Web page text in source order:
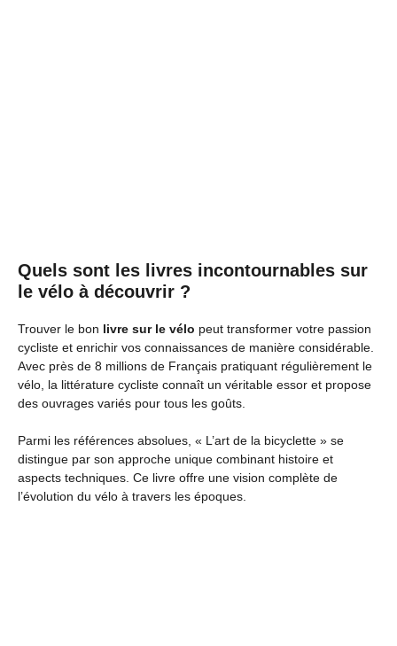
Quels sont les livres incontournables sur
le vélo à découvrir ?
Trouver le bon livre sur le vélo peut transformer votre passion
cycliste et enrichir vos connaissances de manière considérable.
Avec près de 8 millions de Français pratiquant régulièrement le
vélo, la littérature cycliste connaît un véritable essor et propose
des ouvrages variés pour tous les goûts.
Parmi les références absolues, « L’art de la bicyclette » se
distingue par son approche unique combinant histoire et
aspects techniques. Ce livre offre une vision complète de
l’évolution du vélo à travers les époques.